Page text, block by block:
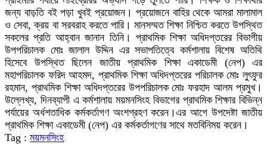
জন্য বাড়তি বই পড়া খুবই প্রয়োজন। প্রয়োজনে বাহির থেকে আমরা মালামাল
ও সেবা, ক্রয় বা সরবরাহ করতে পারি। মানসম্মত শিক্ষা নিশ্চিত করতে উপস্থিত
সকলের প্রতি আহ্বান জানান তিনি। প্রাথমিক শিক্ষা অধিদপ্তরের বিভাগীয়
উপপরিচালক মোঃ জালাল উদ্দিন এর সভাপতিত্বে কর্মশালায় বিশেষ অতিথি
হিসেবে উপস্থিত ছিলেন জাতীয় প্রাথমিক শিক্ষা একাডেমী (নেপ) এর
মহাপরিচালক ফরিদ আহমদ, প্রাথমিক শিক্ষা অধিদপ্তরের পরিচালক মোঃ লুৎফুর
রহমান, প্রাথমিক শিক্ষা অধিদপ্তরের উপপরিচালক মোঃ ফরহাদ আলম প্রমুখ।
উল্লেখ্য, দিনব্যাপী এ কর্মশালায় ময়মনসিংহ বিভাগের প্রাথমিক শিক্ষার বিভিন্ন
পর্যায়ের অর্ধশতাধিক কর্মকর্তাগণ অংশগ্রহণ করেন।এর আগে উপদেষ্টা জাতীয়
প্রাথমিক শিক্ষা একাডেমী (নেপ) এর কর্মকর্তাগণের সাথে মতবিনিময় করেন।
Tag : ময়মনসিংহ